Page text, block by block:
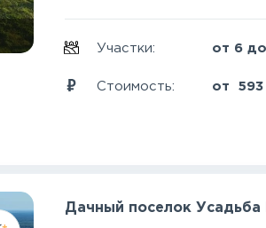
Участки: от 6
Стоимость: от
Дачный поселок Усадьба